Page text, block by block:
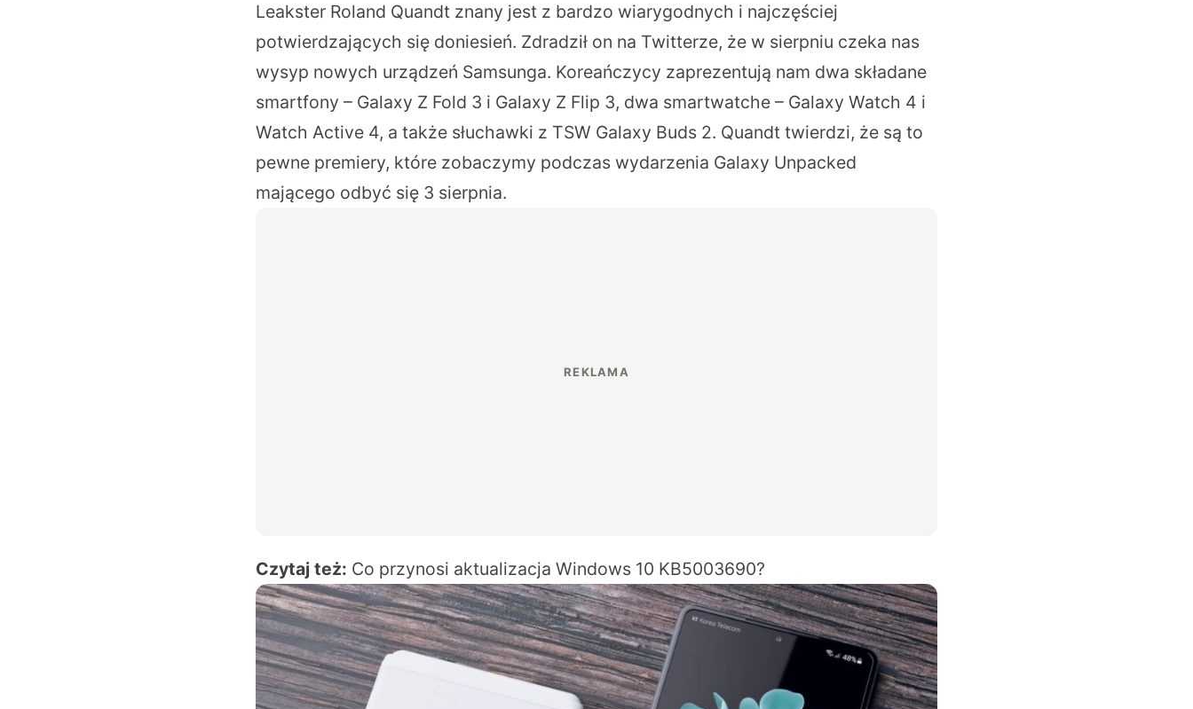
Leakster Roland Quandt znany jest z bardzo wiarygodnych i najczęściej
potwierdzających się doniesień. Zdradził on na Twitterze, że w sierpniu czeka nas
wysyp nowych urządzeń Samsunga. Koreańczycy zaprezentują nam dwa składane
smartfony – Galaxy Z Fold 3 i Galaxy Z Flip 3, dwa smartwatche – Galaxy Watch 4 i
Watch Active 4, a także słuchawki z TSW Galaxy Buds 2. Quandt twierdzi, że są to
pewne premiery, które zobaczymy podczas wydarzenia Galaxy Unpacked
mającego odbyć się 3 sierpnia.
Czytaj też: Co przynosi aktualizacja Windows 10 KB5003690?